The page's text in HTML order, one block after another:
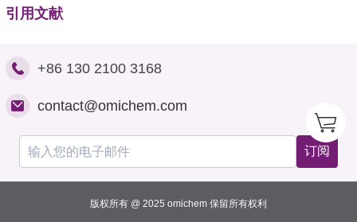
引用文献
+86 130 2100 3168
contact@omichem.com
订阅
版权所有 @ 2025 omichem 保留所有权利